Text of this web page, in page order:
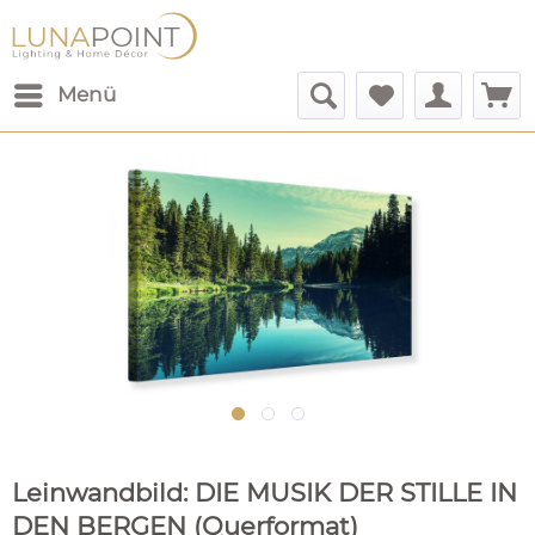
Menü
Leinwandbild: DIE MUSIK DER STILLE IN
DEN BERGEN (Querformat)